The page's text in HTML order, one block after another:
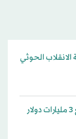
الحوثي
اتهامات للحوثيين بجمع 3 مليارات دولار